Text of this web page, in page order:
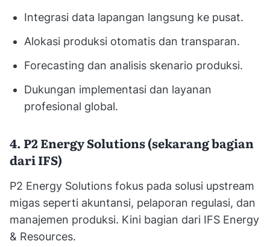
Integrasi data lapangan langsung ke pusat.
Alokasi produksi otomatis dan transparan.
Forecasting dan analisis skenario produksi.
Dukungan implementasi dan layanan
profesional global.
4. P2 Energy Solutions (sekarang bagian
dari IFS)
P2 Energy Solutions fokus pada solusi upstream
migas seperti akuntansi, pelaporan regulasi, dan
manajemen produksi. Kini bagian dari IFS Energy
& Resources.